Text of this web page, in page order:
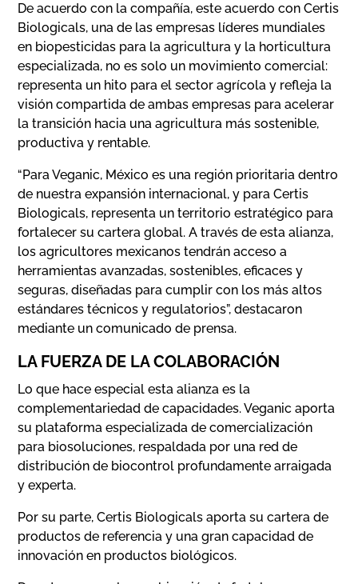
De acuerdo con la compañía, este acuerdo con Certis
Biologicals, una de las empresas líderes mundiales
en biopesticidas para la agricultura y la horticultura
especializada, no es solo un movimiento comercial:
representa un hito para el sector agrícola y refleja la
visión compartida de ambas empresas para acelerar
la transición hacia una agricultura más sostenible,
productiva y rentable.
“Para Veganic, México es una región prioritaria dentro
de nuestra expansión internacional, y para Certis
Biologicals, representa un territorio estratégico para
fortalecer su cartera global. A través de esta alianza,
los agricultores mexicanos tendrán acceso a
herramientas avanzadas, sostenibles, eficaces y
seguras, diseñadas para cumplir con los más altos
estándares técnicos y regulatorios”, destacaron
mediante un comunicado de prensa.
LA FUERZA DE LA COLABORACIÓN
Lo que hace especial esta alianza es la
complementariedad de capacidades. Veganic aporta
su plataforma especializada de comercialización
para biosoluciones, respaldada por una red de
distribución de biocontrol profundamente arraigada
y experta.
Por su parte, Certis Biologicals aporta su cartera de
productos de referencia y una gran capacidad de
innovación en productos biológicos.